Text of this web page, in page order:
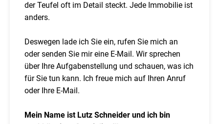
der Teufel oft im Detail steckt. Jede Immobilie ist
anders.
Deswegen lade ich Sie ein, rufen Sie mich an
oder senden Sie mir eine E-Mail. Wir sprechen
über Ihre Aufgabenstellung und schauen, was ich
für Sie tun kann. Ich freue mich auf Ihren Anruf
oder Ihre E-Mail.
Mein Name ist Lutz Schneider und ich bin